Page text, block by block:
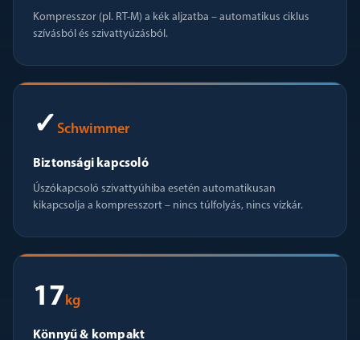
Kompresszor (pl. RT-M) a kék aljzatba – automatikus ciklus
szívásból és szivattyúzásból.
✓ Schwimmer
Biztonsági kapcsoló
Úszókapcsoló szivattyúhiba esetén automatikusan
kikapcsolja a kompresszort – nincs túlfolyás, nincs vízkár.
17kg
Könnyű & kompakt